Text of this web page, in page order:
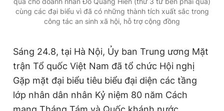
0906 645 777 0908 780 404
Tổng biên tập: Nguyễn Ngọc Toàn
Phó tổng biên tập thường trực: Hải Thành
Phó tổng biên tập: Lâm Hiếu Dũng
Phó tổng biên tập: Trần Việt Hưng
Tổng thư ký tòa soạn: Đức Trung
Giấy phép xuất bản số 110/GP - BTTTT cấp ngày 24.3.2020
cùng các đại biểu vì đã có những thành tích xuất sắc trong
công tác an sinh xã hội, hỗ trợ cộng đồng
Sáng 24.8, tại Hà Nội, Ủy ban Trung ương Mặt
trận Tổ quốc Việt Nam đã tổ chức Hội nghị
Gặp mặt đại biểu tiêu biểu đại diện các tầng
lớp nhân dân nhân Kỷ niệm 80 năm Cách